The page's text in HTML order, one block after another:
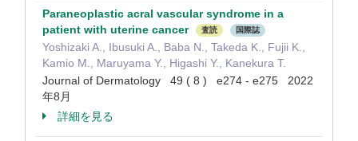
Paraneoplastic acral vascular syndrome in a
patient with uterine cancer
査読 国際誌
Yoshizaki A., Ibusuki A., Baba N., Takeda K., Fujii K.,
Kamio M., Maruyama Y., Higashi Y., Kanekura T.
Journal of Dermatology 49 ( 8 ) e274 - e275 2022
年8月
詳細を見る